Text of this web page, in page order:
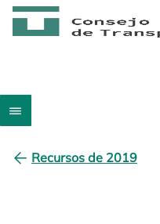
Recursos de 2019